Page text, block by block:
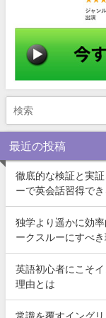
最近の投稿
徹底的な検証と実
ーで英会話習得で
独学より遥かに効
ークスルーにすべき
英語初心者にこそ
理由とは
常識を覆すイング